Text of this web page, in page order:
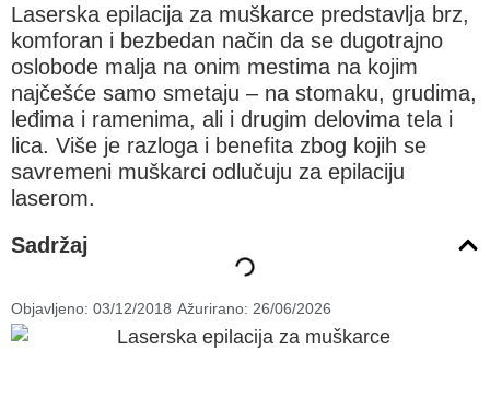
Laserska epilacija za muškarce predstavlja brz,
komforan i bezbedan način da se dugotrajno
oslobode malja na onim mestima na kojim
najčešće samo smetaju – na stomaku, grudima,
leđima i ramenima, ali i drugim delovima tela i
lica. Više je razloga i benefita zbog kojih se
savremeni muškarci odlučuju za epilaciju
laserom.
Sadržaj
Objavljeno: 03/12/2018 Ažurirano: 26/06/2026